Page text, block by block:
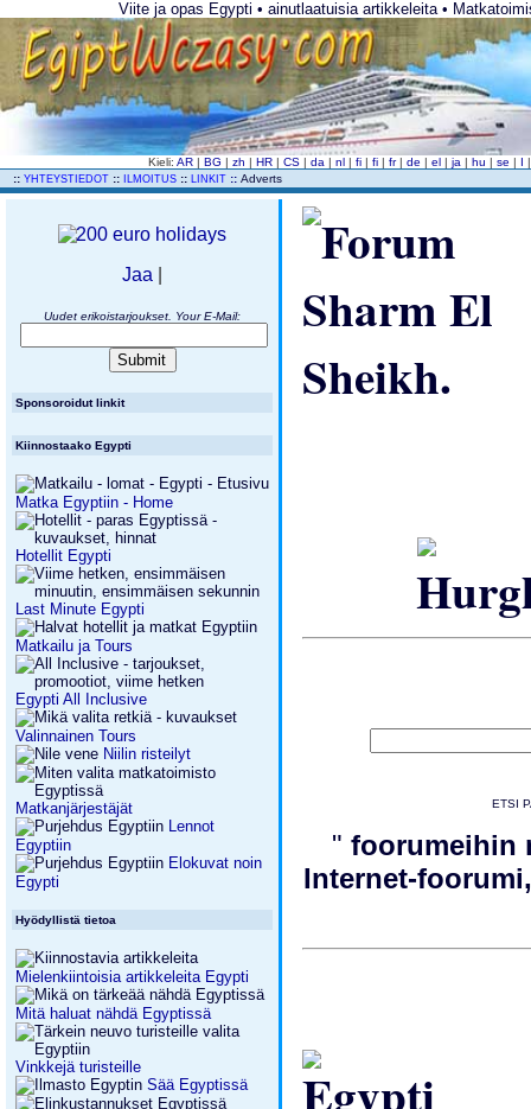
Viite ja opas Egypti • ainutlaatuisia artikkeleita •
Kieli: AR | BG | zh | HR | CS | da | nl | fi | fi | fr | de | el | ja | hu | se | I
:: YHTEYSTIEDOT :: ILMOITUS :: LINKIT :: Adverts
Jaa
Uudet erikoistarjoukset. Your E-Mail:
Sponsoroidut linkit
Kiinnostaako Egypti
Matka Egyptiin - Home
Hotellit Egypti
Last Minute Egypti
Matkailu ja Tours
Egypti All Inclusive
Valinnainen Tours
Niilin risteilyt
Matkanjärjestäjät
Lennot
Egyptiin
Elokuvat noin
Egypti
Hyödyllistä tietoa
Mielenkiintoisia artikkeleita Egypti
Mitä haluat nähdä Egyptissä
Vinkkejä turisteille
Sää Egyptissä
ETSI
"foorumeihin
Internet-